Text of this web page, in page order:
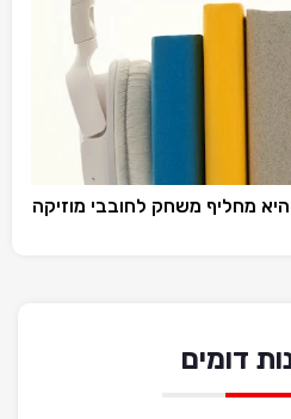
היא מחליף משחק לחובבי מוזיקה
דומים